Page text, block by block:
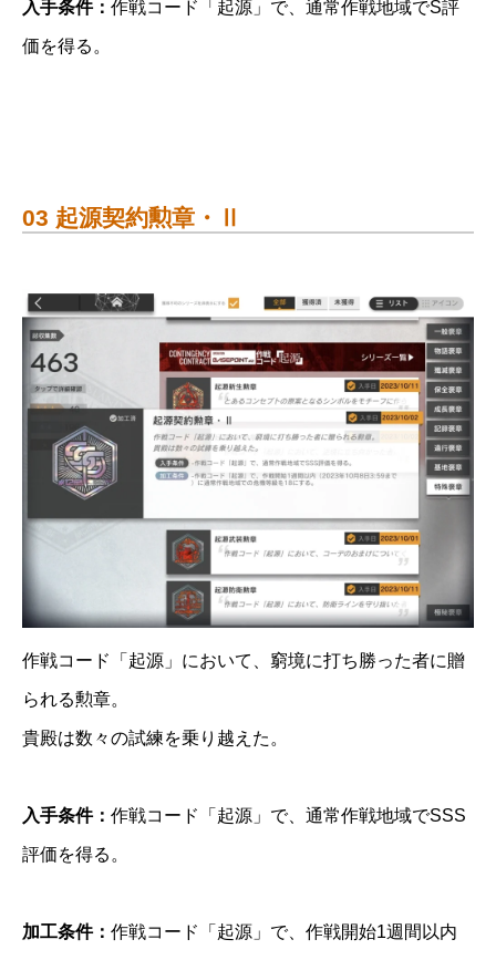
入手条件： 作戦コード「起源」で、通常作戦地域でS評
価を得る。
03 起源契約勲章・Ⅱ
作戦コード「起源」において、窮境に打ち勝った者に贈
られる勲章。
貴殿は数々の試練を乗り越えた。
入手条件： 作戦コード「起源」で、通常作戦地域でSSS
評価を得る。
加工条件： 作戦コード「起源」で、作戦開始1週間以内